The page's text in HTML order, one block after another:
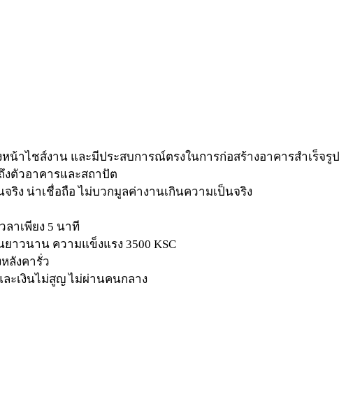
าไชส์งาน​ และมีประสบการณ์ตรงในการก่อสร้างอาคารสำเร็จรูป
งตัวอาคารและสถาปัต
ง​ น่าเชื่อถือ​ ไม่บวกมูลค่างานเกินความเป็นจริง
ลาเพียง​ 5 นาที
าวนาน​ ความแข็งแรง​ 3500​ KSC
ลังคารั่ว
ะเงินไม่สูญ ไม่ผ่านคนกลาง